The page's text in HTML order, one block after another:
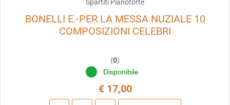
Spartiti Pianoforte
BONELLI E.-PER LA MESSA NUZIALE 10
COMPOSIZIONI CELEBRI
(0)
Disponibile
€ 17,00